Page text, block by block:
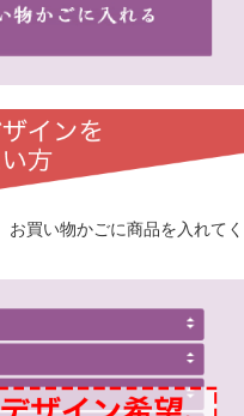
お買い物かごに商品を入れてく